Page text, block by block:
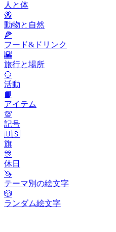
人と体
🐝
動物と自然
🍕
フード&ドリンク
🌇
旅行と場所
🥎
活動
📙
アイテム
💯
記号
🇺🇸
旗
🎊
休日
🦄
テーマ別の絵文字
🎲
ランダム絵文字